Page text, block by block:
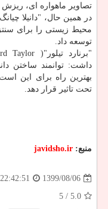
تصاویر ماهواره ای، ریزش
محیط زیستی را برای
توسعه داد.
داشت: توانمند ساختن
بهترین راه برای این
تحت تاثیر قرار دهد.
منبع: javidsho.ir
1399/08/06
22:42:51
5.0
/ 5